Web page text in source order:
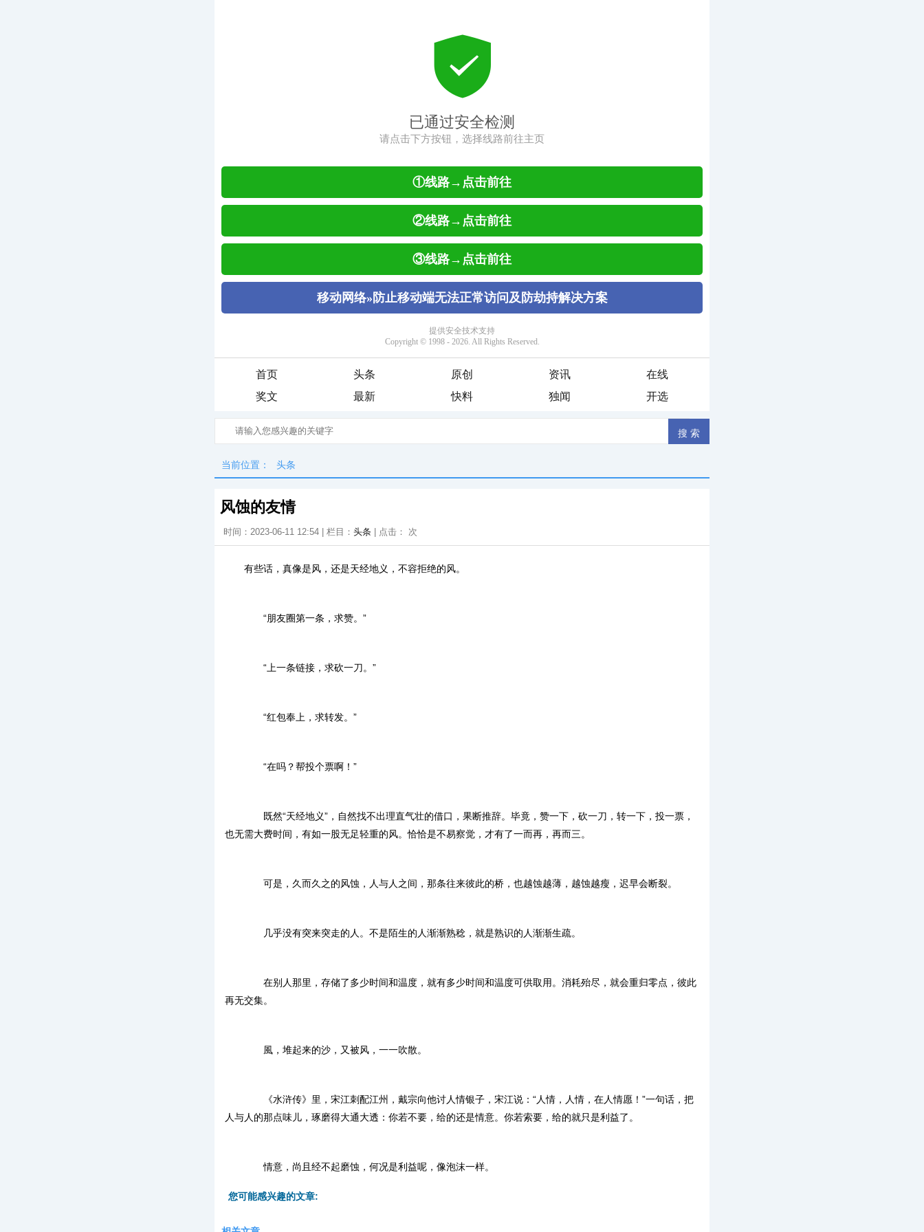
首页 头条 原创 资讯
在线
奖文
最新 快料 独闻 开选
当前位置： 头条
风蚀的友情
时间：2023-06-11 12:54 | 栏目： 头条 | 点击： 次
有些话，真像是风，还是天经地义，不容拒绝的风。
“朋友圈第一条，求赞。”
“上一条链接，求砍一刀。”
“红包奉上，求转发。”
“在吗？帮投个票啊！”
既然“天经地义”，自然找不出理直气壮的借口，果断推辞。毕竟，赞一下，砍一刀，转一下，投一票，
也无需大费时间，有如一股无足轻重的风。恰恰是不易察觉，才有了一而再，再而三。
可是，久而久之的风蚀，人与人之间，那条往来彼此的桥，也越蚀越薄，越蚀越瘦，迟早会断裂。
几乎没有突来突走的人。不是陌生的人渐渐熟稔，就是熟识的人渐渐生疏。
在别人那里，存储了多少时间和温度，就有多少时间和温度可供取用。消耗殆尽，就会重归零点，彼此
再无交集。
風，堆起来的沙，又被风，一一吹散。
《水浒传》里，宋江刺配江州，戴宗向他讨人情银子，宋江说：“人情，人情，在人情愿！”一句话，把
人与人的那点味儿，琢磨得大通大透：你若不要，给的还是情意。你若索要，给的就只是利益了。
情意，尚且经不起磨蚀，何况是利益呢，像泡沫一样。
您可能感兴趣的文章: